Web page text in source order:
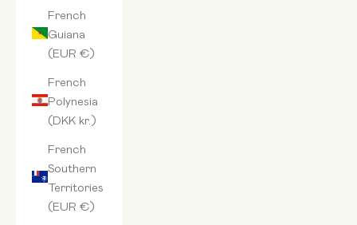
French
Guiana
(EUR €)
French
Polynesia
(DKK kr.)
French
Southern
Territories
(EUR €)